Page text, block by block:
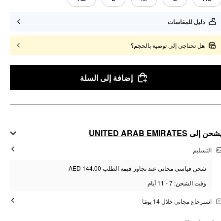
دليل للمقاسات
هل تحتاجي إلى توصية بالحجم؟
إضافة إلى السلة
إلى UNITED ARAB EMIRATES
التسليم
شحن قياسي مجاني عند تجاوز قيمة الطلب AED 144.00
وقت الشحن: 7 - 11 أيام
استرجاع مجاني خلال 14 يومًا